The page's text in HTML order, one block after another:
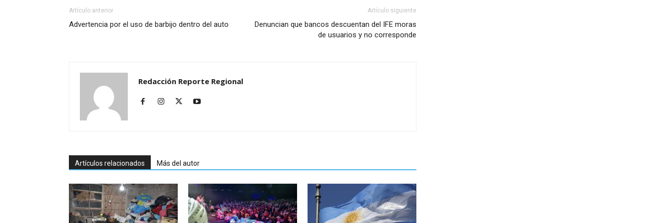
Artículo anterior
Advertencia por el uso de barbijo dentro del auto
Artículo siguiente
Denuncian que bancos descuentan del IFE moras
de usuarios y no corresponde
Redacción Reporte Regional
Artículos relacionados Más del autor